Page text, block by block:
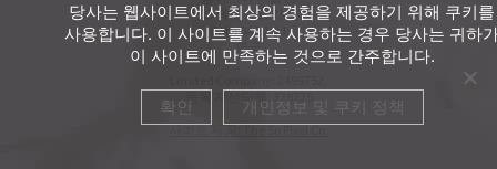
12 베넷 스트리트
Bath BA1 2QJ
영국
등록 자선단체: 328725
사이트 제공: The So Pixel Co.
당사는 웹사이트에서 최상의 경험을 제공하기 위해 쿠키를
사용합니다. 이 사이트를 계속 사용하는 경우 당사는 귀하
이 사이트에 만족하는 것으로 간주합니다.
확인 개인정보 및 쿠키 정책